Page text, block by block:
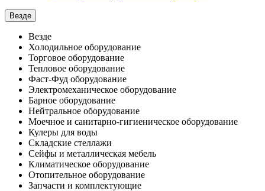
Везде
Везде
Холодильное оборудование
Торговое оборудование
Тепловое оборудование
Фаст-Фуд оборудование
Электромеханическое оборудование
Барное оборудование
Нейтральное оборудование
Моечное и санитарно-гигиеническое оборудование
Кулеры для воды
Складские стеллажи
Сейфы и металлическая мебель
Климатическое оборудование
Отопительное оборудование
Запчасти и комплектующие